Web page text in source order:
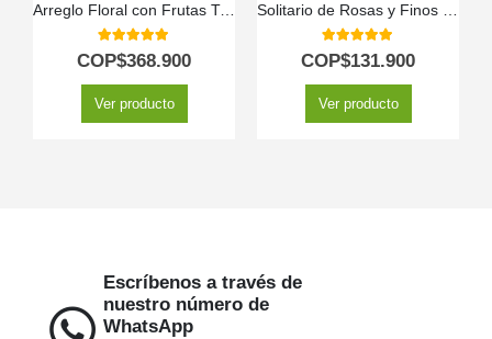
Arreglo Floral con Frutas Trópico
5.00out of 5
COP$368.900
Ver producto
5.00out of 5
COP$131.900
Ver producto
Escríbenos a través de
nuestro número de
WhatsApp